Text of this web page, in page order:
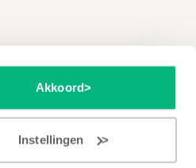
Akkoord
Instellingen